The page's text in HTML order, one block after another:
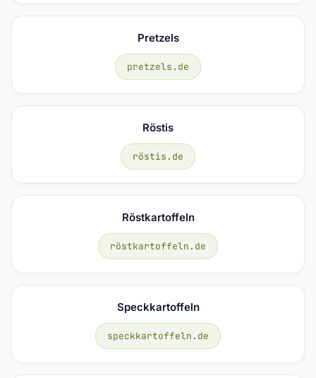
Pretzels
pretzels.de
Röstis
röstis.de
Röstkartoffeln
röstkartoffeln.de
Speckkartoffeln
speckkartoffeln.de